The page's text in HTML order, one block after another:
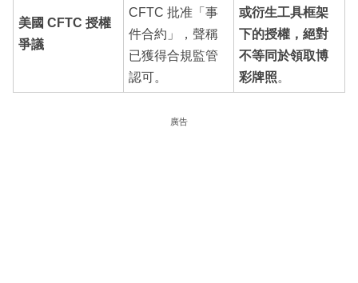
美國 CFTC 授權
爭議
CFTC 批准「事
件合約」，聲稱
已獲得合規監管
認可。
或衍生工具框架
下的授權，絕對
不等同於領取博
彩牌照。
廣告